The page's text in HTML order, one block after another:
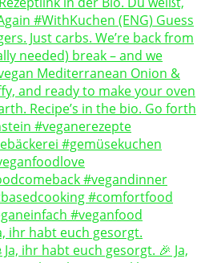
ihr habt euch gesorgt.